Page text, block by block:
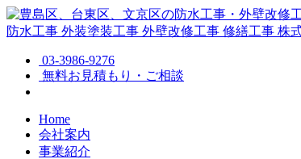
防水工事 外装塗装工事 外壁改修工事 修繕工事 株
03-3986-9276
無料お見積もり・ご相談
Home
会社案内
事業紹介